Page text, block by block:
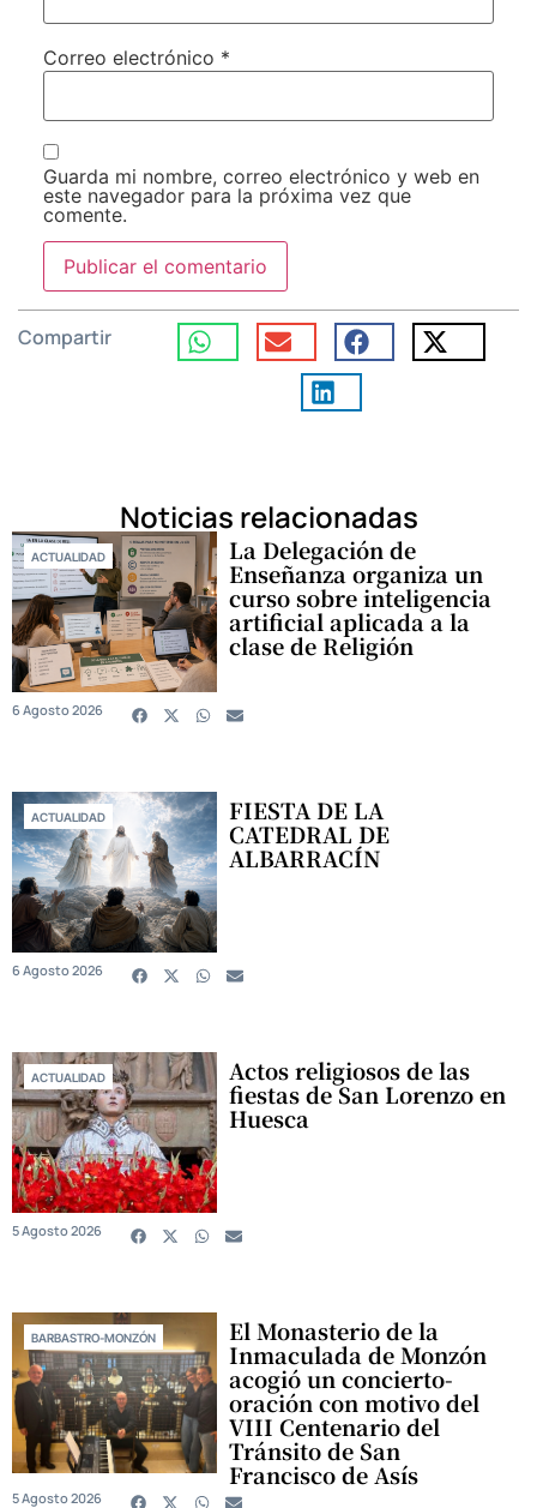
Correo electrónico *
Guarda mi nombre, correo electrónico y web en
este navegador para la próxima vez que
comente.
Compartir
Noticias relacionadas
ACTUALIDAD La Delegación de
Enseñanza organiza un
curso sobre inteligencia
artificial aplicada a la
clase de Religión
6 Agosto 2026
ACTUALIDAD FIESTA DE LA
CATEDRAL DE
ALBARRACÍN
6 Agosto 2026
ACTUALIDAD Actos religiosos de las
fiestas de San Lorenzo en
Huesca
5 Agosto 2026
BARBASTRO-MONZÓN El Monasterio de la
Inmaculada de Monzón
acogió un concierto-
oración con motivo del
VIII Centenario del
Tránsito de San
Francisco de Asís
5 Agosto 2026